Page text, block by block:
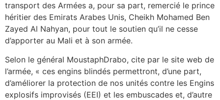
transport des Armées a, pour sa part, remercié le prince
héritier des Emirats Arabes Unis, Cheikh Mohamed Ben
Zayed Al Nahyan, pour tout le soutien qu’il ne cesse
d’apporter au Mali et à son armée.
Selon le général MoustaphDrabo, cite par le site web de
l’armée, « ces engins blindés permettront, d’une part,
d’améliorer la protection de nos unités contre les Engins
explosifs improvisés (EEI) et les embuscades et, d’autre